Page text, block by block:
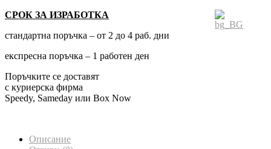
СРОК ЗА ИЗРАБОТКА
стандартна поръчка – от 2 до 4 раб. дни
експресна поръчка – 1 работен ден
Поръчките се доставят
с куриерска фирма
Speedy, Sameday или Box Now
Описание